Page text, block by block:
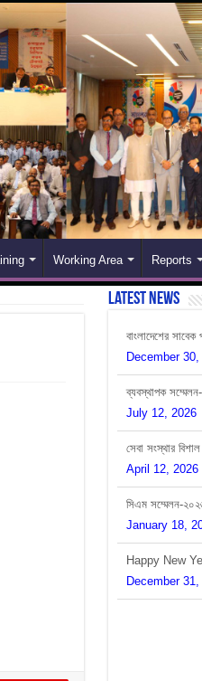
Working Area Reports
Latest News
December 30,
ব্যবস্থাপক
July 12, 2026
সেবা সংস্থার
April 12, 2026
সিএম সম্মেলন-
January 18,
Happy New
December 31,
বাংলাদেশের